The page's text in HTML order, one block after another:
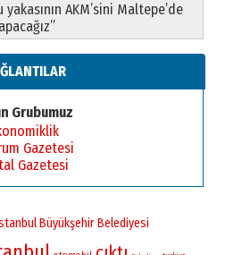
AKM’sini Maltepe’de
Grubumuz
Gazetesi
Gazetesi
Büyükşehir Belediyesi